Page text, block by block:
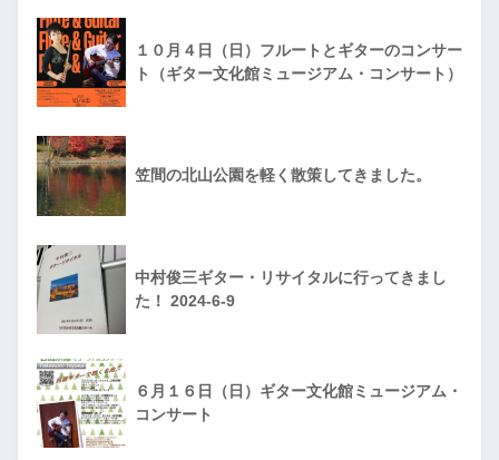
１０月４日（日）フルートとギターのコンサー
ト（ギター文化館ミュージアム・コンサート）
笠間の北山公園を軽く散策してきました。
中村俊三ギター・リサイタルに行ってきまし
た！ 2024-6-9
６月１６日（日）ギター文化館ミュージアム・
コンサート